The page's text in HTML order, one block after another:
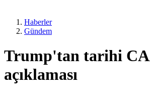
Haberler
Gündem
Trump'tan tarihi
açıklaması